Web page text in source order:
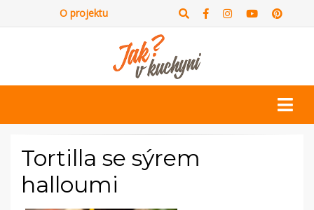
O projektu
Tortilla se sýrem
halloumi